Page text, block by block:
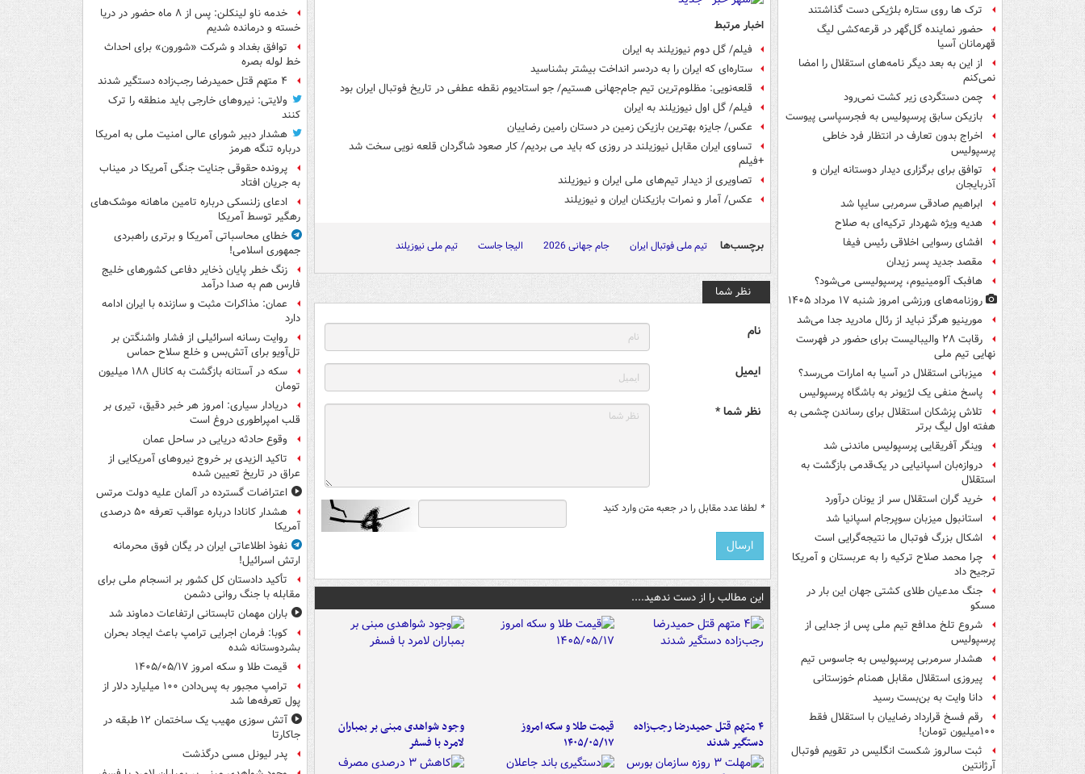
ترک ها روی ستاره بلژیکی دست گذاشتند
حضور نماینده گل‌گهر در قرعه‌کشی لیگ
قهرمانان آسیا
از این به بعد دیگر نامه‌های استقلال را امضا
نمی‌کنم
چمن دستگردی زیر کشت نمی‌رود
بازیکن سابق پرسپولیس به فجرسپاسی پیوست
اخراج بدون تعارف در انتظار فرد خاطی
پرسپولیس
توافق برای برگزاری دیدار دوستانه ایران و
آذربایجان
ابراهیم صادقی سرمربی سایپا شد
هدیه ویژه شهردار ترکیه‌ای به صلاح
افشای رسوایی اخلاقی رئیس فیفا
مقصد جدید پسر زیدان
هافبک آلومینیوم، پرسپولیسی می‌شود؟
روزنامه‌های ورزشی امروز ‌شنبه ۱۷ مرداد ۱۴۰۵
مورینیو هرگز نباید از رئال مادرید جدا می‌شد
رقابت ۲۸ والیبالیست برای حضور در فهرست
نهایی تیم ملی
میزبانی استقلال در آسیا به امارات می‌رسد؟
پاسخ منفی یک لژیونر به باشگاه پرسپولیس
تلاش پزشکان استقلال برای رساندن چشمی به
هفته اول لیگ برتر
وینگر آفریقایی پرسپولیس ماندنی شد
دروازه‌بان اسپانیایی در یک‌قدمی بازگشت به
استقلال
خرید گران استقلال سر از یونان درآورد
استانبول میزبان سوپرجام اسپانیا شد
اشکال بزرگ فوتبال ما نتیجه‌گرایی است
چرا محمد صلاح ترکیه را به عربستان و آمریکا
ترجیح داد
جنگ مدعیان طلای کشتی جهان این بار در
مسکو
شروع تلخ مدافع تیم ملی پس از جدایی از
پرسپولیس
هشدار سرمربی پرسپولیس به جاسوس تیم
پیروزی استقلال مقابل همنام خوزستانی
دانا وایت به بن‌بست رسید
رقم فسخ قرارداد رضاییان با استقلال فقط
۱۰۰میلیون تومان!
ثبت سالروز شکست انگلیس در تقویم فوتبال
آرژانتین
اخبار مرتبط
فیلم/ گل دوم نیوزیلند به ایران
ستاره‌ای که ایران را به دردسر انداخت بیشتر بشناسید
قلعه‌نویی: مظلوم‌ترین تیم جام‌جهانی هستیم/ جو استادیوم نقطه عطفی در تاریخ فوتبال ایران بود
فیلم/ گل اول نیوزیلند به ایران
عکس/ جایزه بهترین بازیکن زمین در دستان رامین رضاییان
تساوی ایران مقابل نیوزیلند در روزی که باید می بردیم/ کار صعود شاگردان قلعه نویی سخت شد
+فیلم
تصاویری از دیدار تیم‌های ملی ایران و نیوزیلند
عکس/ آمار و نمرات بازیکنان ایران و نیوزیلند
برچسب‌ها تیم ملی فوتبال ایران جام جهانی 2026 الیجا جاست تیم ملی نیوزیلند
نظر شما
نام
ایمیل
نظر شما *
* لطفا عدد مقابل را در جعبه متن وارد کنید
این مطالب را از دست ندهید....
۴ متهم قتل حمیدرضا رجب‌زاده
دستگیر شدند
قیمت طلا و سکه امروز
۱۴۰۵/۰۵/۱۷
وجود شواهدی مبنی بر بمباران
لامرد با فسفر
خدمه ناو لینکلن: پس از ۸ ماه حضور در دریا
خسته و درمانده‌ شدیم
توافق بغداد و شرکت «شورون» برای احداث
خط لوله بصره
۴ متهم قتل حمیدرضا رجب‌زاده دستگیر شدند
ولایتی: نیروهای خارجی باید منطقه را ترک
کنند
هشدار دبیر شورای عالی امنیت ملی به امریکا
درباره تنگه هرمز
پرونده حقوقی جنایت جنگی آمریکا در میناب
به جریان افتاد
ادعای زلنسکی درباره تامین ماهانه موشک‌های
رهگیر توسط آمریکا
خطای محاسباتی آمریکا و برتری راهبردی
جمهوری اسلامی!
زنگ خطر پایان ذخایر دفاعی کشورهای خلیج
فارس هم به صدا درآمد
عمان: مذاکرات مثبت و سازنده با ایران ادامه
دارد
روایت رسانه اسرائیلی از فشار واشنگتن بر
تل‌آویو برای آتش‌بس و خلع سلاح حماس
سکه در آستانه بازگشت به کانال ۱۸۸ میلیون
تومان
دریادار سیاری: امروز هر خبر دقیق، تیری بر
قلب امپراطوری دروغ است
وقوع حادثه دریایی در ساحل عمان
تاکید الزیدی بر خروج نیروهای آمریکایی از
عراق در تاریخ تعیین شده
اعتراضات گسترده در آلمان علیه دولت مرتس
هشدار کانادا درباره عواقب تعرفه ۵۰ درصدی
آمریکا
نفوذ اطلاعاتی ایران در یگان فوق محرمانه
ارتش اسرائیل!
تأکید دادستان کل کشور بر انسجام ملی برای
مقابله با جنگ روانی دشمن
باران مهمان تابستانی ارتفاعات دماوند شد
کوبا: فرمان اجرایی ترامپ باعث ایجاد بحران
بشردوستانه شده
قیمت طلا و سکه امروز ۱۴۰۵/۰۵/۱۷
ترامپ مجبور به پس‌دادن ۱۰۰ میلیارد دلار از
پول تعرفه‌ها شد
آتش سوزی مهیب یک ساختمان ۱۲ طبقه در
جاکارتا
پدر لیونل مسی درگذشت